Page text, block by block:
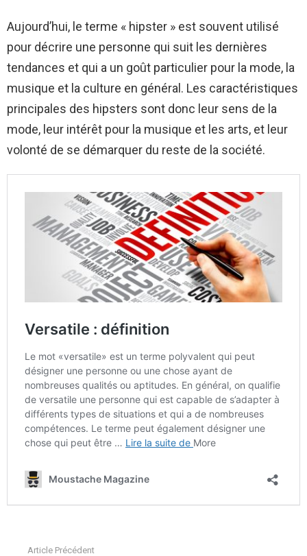
Aujourd’hui, le terme « hipster » est souvent utilisé
pour décrire une personne qui suit les dernières
tendances et qui a un goût particulier pour la mode, la
musique et la culture en général. Les caractéristiques
principales des hipsters sont donc leur sens de la
mode, leur intérêt pour la musique et les arts, et leur
volonté de se démarquer du reste de la société.
Article Précédent